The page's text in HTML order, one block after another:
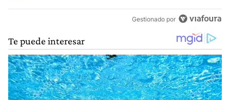
Gestionado por